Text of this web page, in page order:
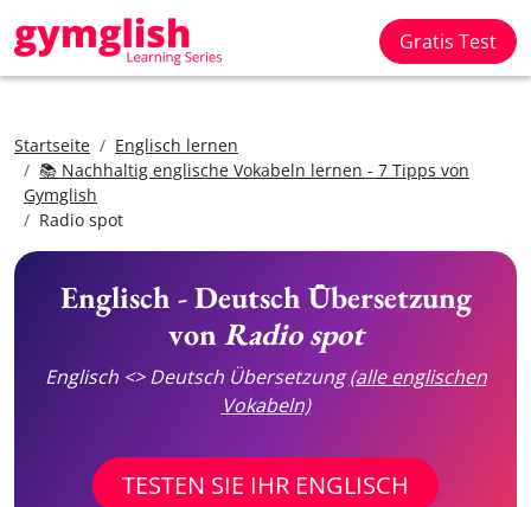
Gratis Test
Startseite
Englisch lernen
📚 Nachhaltig englische Vokabeln lernen - 7 Tipps von
Gymglish
Radio spot
Englisch - Deutsch Übersetzung
vonRadio spot
Englisch <> Deutsch Übersetzung(alle englischen
Vokabeln)
TESTEN SIE IHR ENGLISCH